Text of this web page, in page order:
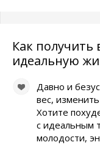
Как получить
идеальную
Давно и
вес,
Хотите
с идеальным
молодости,